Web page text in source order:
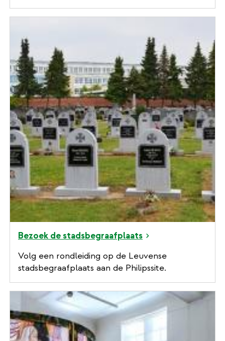
Bezoek de stadsbegraafplaats
Volg een rondleiding op de Leuvense
stadsbegraafplaats aan de Philipssite.